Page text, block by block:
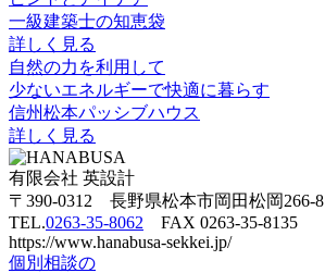
一級建築士の知恵袋
詳しく見る
自然の力を利用して
少ないエネルギーで快適に暮らす
信州松本パッシブハウス
詳しく見る
有限会社 英設計
〒390-0312 長野県松本市岡田松岡266-8
TEL.0263-35-8062 FAX 0263-35-8135
https://www.hanabusa-sekkei.jp/
個別相談の